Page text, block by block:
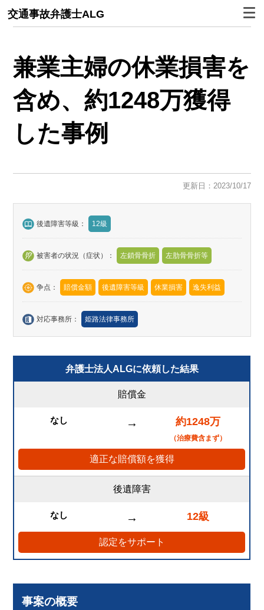
交通事故弁護士ALG
兼業主婦の休業損害を
含め、約1248万獲得
した事例
更新日：2023/10/17
後遺障害等級： 12級
被害者の状況（症状）： 左鎖骨骨折 左肋骨骨折等
争点： 賠償金額 後遺障害等級 休業損害 逸失利益
対応事務所： 姫路法律事務所
弁護士法人ALGに依頼した結果
賠償金
なし → 約1248万
（治療費含まず）
適正な賠償額を獲得
後遺障害
なし → 12級
認定をサポート
事案の概要